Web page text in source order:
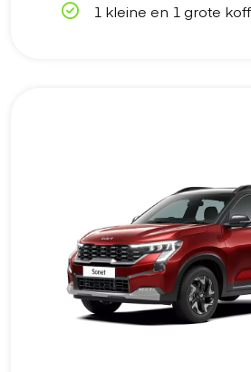
1 kleine en 1 grote